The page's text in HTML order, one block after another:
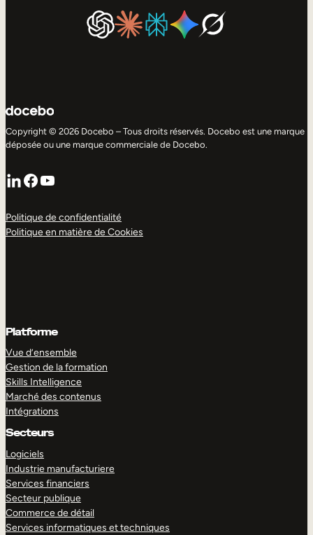
Copyright © 2026 Docebo – Tous droits réservés. Docebo est une marque
déposée ou une marque commerciale de Docebo.
LinkedIn
Facebook
YouTube
Politique de confidentialité
Politique en matière de Cookies
Platforme
Vue d’ensemble
Gestion de la formation
Skills Intelligence
Marché des contenus
Intégrations
Secteurs
Logiciels
Industrie manufacturiere
Services financiers
Secteur publique
Commerce de détail
Services informatiques et techniques